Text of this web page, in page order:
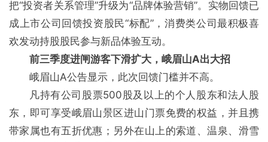
把“投资者关系管理”升级为“品牌体验营销”。实物回馈已
成上市公司回馈投资股民“标配”，消费类公司最积极喜
欢发动持股股民参与新品体验互动。
前三季度进闸游客下滑扩大，峨眉山A出大招
峨眉山A公告显示，此次回馈门槛并不高。
凡持有公司股票500股及以上的个人股东和法人股
东，即可享受峨眉山景区进山门票免费的权益，并且携
带家属也有五折优惠；另外在山上的索道、温泉、滑雪